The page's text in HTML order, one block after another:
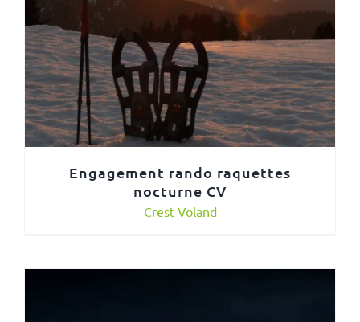
Engagement rando raquettes
nocturne CV
Crest Voland